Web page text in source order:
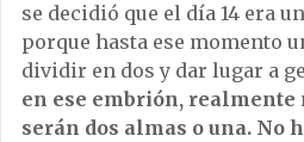
se decidió que el día 14 era
porque hasta ese momento
dividir en dos y dar lugar a
en ese embrión, realmente
serán dos almas o una. No